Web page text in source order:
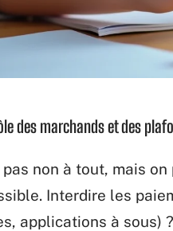
des marchands et des
pas non à tout, mais
Interdire les
applications à